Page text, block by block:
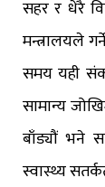
सहर र धेरै
मन्त्रालयले
समय यही
सामान्य
बाँड्यौं भने
स्वास्थ्य